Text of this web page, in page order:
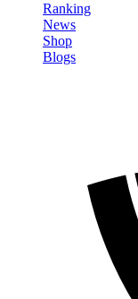
Ranking
News
Shop
Blogs